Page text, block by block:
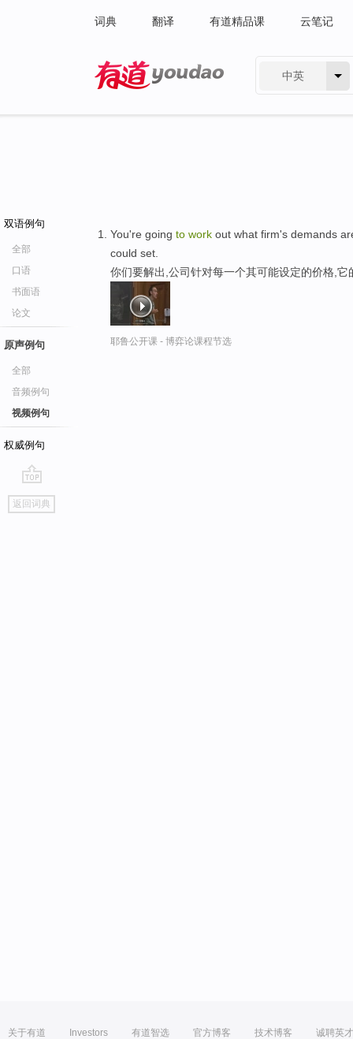
词典 翻译 有道精品课 云笔记
中英
双语例句
全部
口语
书面语
论文
原声例句
全部
音频例句
视频例句
权威例句
go
top
返回词典
You're going to work out what firm's demands
could set.
你们要解出,公司针对每一个其可能设定的价格,它
耶鲁公开课 - 博弈论课程节选
关于有道 Investors 有道智选 官方博客 技术博客 诚聘英才